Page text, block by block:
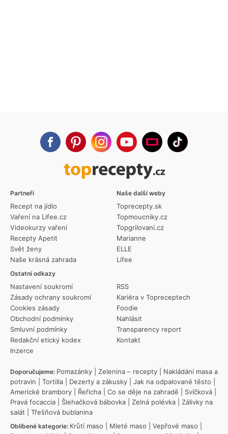
Partneři
Recept na jídlo
Vaření na Lifee.cz
Videokurzy vaření
Recepty Apetit
Svět ženy
Naše krásná zahrada
Ostatní odkazy
Nastavení soukromí
Zásady ochrany soukromí
Cookies zásady
Obchodní podmínky
Smluvní podmínky
Redakční etický kodex
Inzerce
RSS
Kariéra v Topreceptech
Foodie
Nahlásit
Transparency report
Kontakt
Naše další weby
Toprecepty.sk
Topmoucniky.cz
Topgrilovani.cz
Marianne
ELLE
Lifee
Doporučujeme: Pomazánky Zelenina – recepty
Nakládání masa a
potravin
Tortilla Dezerty a zákusky Jak na odpalované těsto
Americké brambory
Řeřicha Co se děje na zahradě Svíčková
Pravá focaccia
Šlehačková bábovka Zelná polévka
Zálivky na
salát
Třešňová bublanina
Oblíbené kategorie: Krůtí maso Mleté maso Vepřové maso